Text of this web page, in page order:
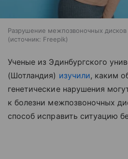
Разрушение межпозвоночных
источник: Freepik
Ученые из Эдинбургского
(Шотландия) изучили, каким
генетические нарушения
к болезни межпозвоночных
способ исправить ситуацию